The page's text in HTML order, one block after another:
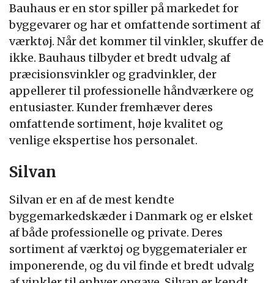
Bauhaus er en stor spiller på markedet for
byggevarer og har et omfattende sortiment af
værktøj. Når det kommer til vinkler, skuffer de
ikke. Bauhaus tilbyder et bredt udvalg af
præcisionsvinkler og gradvinkler, der
appellerer til professionelle håndværkere og
entusiaster. Kunder fremhæver deres
omfattende sortiment, høje kvalitet og
venlige ekspertise hos personalet.
Silvan
Silvan er en af de mest kendte
byggemarkedskæder i Danmark og er elsket
af både professionelle og private. Deres
sortiment af værktøj og byggematerialer er
imponerende, og du vil finde et bredt udvalg